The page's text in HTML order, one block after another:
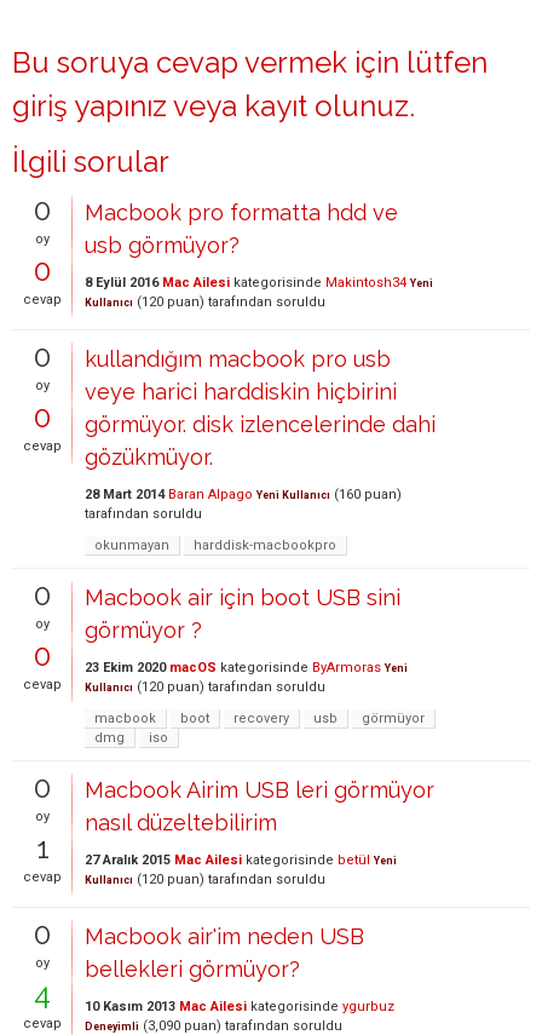
Bu soruya cevap vermek için lütfen
giriş yapınız veya kayıt olunuz.
İlgili sorular
0
oy
0
cevap
Macbook pro formatta hdd ve
usb görmüyor?
8 Eylül 2016 Mac Ailesi kategorisinde Makintosh34 Yeni
Kullanıcı (120 puan) tarafından soruldu
0
oy
0
cevap
kullandığım macbook pro usb
veye harici harddiskin hiçbirini
görmüyor. disk izlencelerinde dahi
gözükmüyor.
28 Mart 2014 Baran Alpago Yeni Kullanıcı (160 puan)
tarafından soruldu
okunmayan
harddisk-macbookpro
0
oy
0
cevap
Macbook air için boot USB sini
görmüyor ?
23 Ekim 2020 macOS kategorisinde ByArmoras Yeni
Kullanıcı (120 puan) tarafından soruldu
macbook
boot recovery usb
görmüyor
dmg
iso
0
oy
1
cevap
Macbook Airim USB leri görmüyor
nasıl düzeltebilirim
27 Aralık 2015 Mac Ailesi kategorisinde betül Yeni
Kullanıcı (120 puan) tarafından soruldu
0
oy
4
cevap
Macbook air'im neden USB
bellekleri görmüyor?
10 Kasım 2013 Mac Ailesi kategorisinde ygurbuz
Deneyimli (3,090 puan) tarafından soruldu